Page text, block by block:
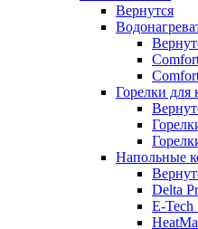
Вернутся
Горелки для
Напольные
Delta
E-Tech